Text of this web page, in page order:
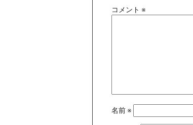
コメント ※
名前※